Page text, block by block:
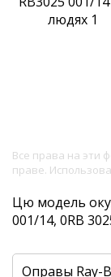
Все права на эти
праве.
Цю модель
001/14, 0RB
Оправы Ray-